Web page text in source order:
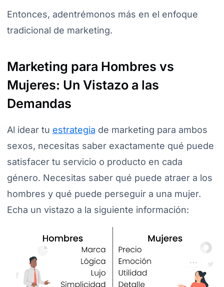
Entonces, adentrémonos más en el enfoque
tradicional de marketing.
Marketing para Hombres vs
Mujeres: Un Vistazo a las
Demandas
Al idear tu estrategia de marketing para ambos
sexos, necesitas saber exactamente qué puede
satisfacer tu servicio o producto en cada
género. Necesitas saber qué puede atraer a los
hombres y qué puede perseguir a una mujer.
Echa un vistazo a la siguiente información: